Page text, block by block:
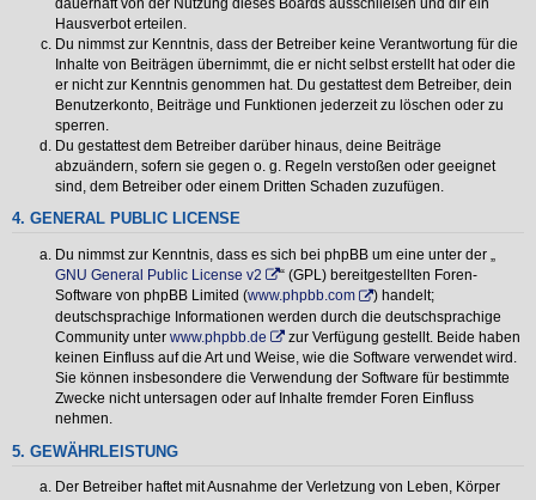
Hausverbot erteilen.
Du nimmst zur Kenntnis, dass der Betreiber keine Verantwortung für die
Inhalte von Beiträgen übernimmt, die er nicht selbst erstellt hat oder die
er nicht zur Kenntnis genommen hat. Du gestattest dem Betreiber, dein
Benutzerkonto, Beiträge und Funktionen jederzeit zu löschen oder zu
sperren.
Du gestattest dem Betreiber darüber hinaus, deine Beiträge
abzuändern, sofern sie gegen o. g. Regeln verstoßen oder geeignet
sind, dem Betreiber oder einem Dritten Schaden zuzufügen.
4. GENERAL PUBLIC LICENSE
Du nimmst zur Kenntnis, dass es sich bei phpBB um eine unter der „
GNU General Public License v2
“ (GPL) bereitgestellten Foren-
Software von phpBB Limited (www.phpbb.com
) handelt;
deutschsprachige Informationen werden durch die deutschsprachige
Community unter www.phpbb.de
zur Verfügung gestellt. Beide haben
keinen Einfluss auf die Art und Weise, wie die Software verwendet wird.
Sie können insbesondere die Verwendung der Software für bestimmte
Zwecke nicht untersagen oder auf Inhalte fremder Foren Einfluss
nehmen.
5. GEWÄHRLEISTUNG
Der Betreiber haftet mit Ausnahme der Verletzung von Leben, Körper